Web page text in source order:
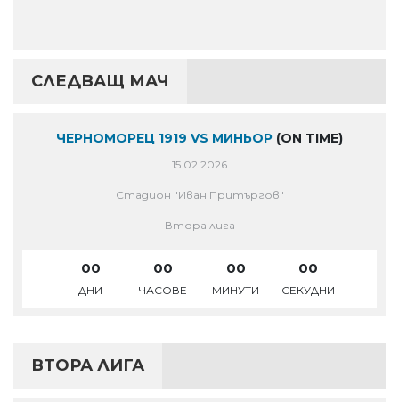
СЛЕДВАЩ МАЧ
ЧЕРНОМОРЕЦ 1919 VS МИНЬОР (ON TIME)
15.02.2026
Стадион "Иван Притъргов"
Втора лига
00
ДНИ
00
ЧАСОВЕ
00
МИНУТИ
00
СЕКУДНИ
ВТОРА ЛИГА